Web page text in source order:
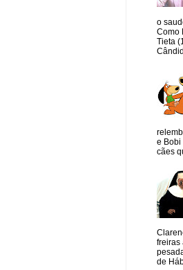
o
Como
Tieta
e Bobi
cães
freiras
de